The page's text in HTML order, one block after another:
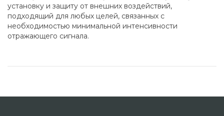
установку и защиту от внешних воздействий,
подходящий для любых целей, связанных с
необходимостью минимальной интенсивности
отражающего сигнала.